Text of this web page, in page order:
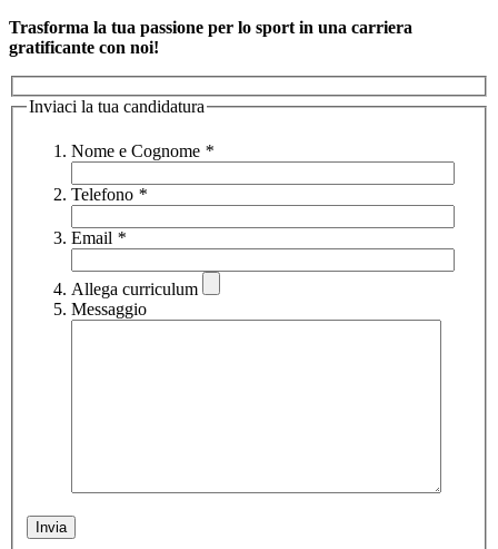
Trasforma la tua passione per lo sport in una carriera
gratificante con noi!
Inviaci la tua candidatura
Nome e Cognome *
Telefono *
Email *
Allega curriculum
Messaggio